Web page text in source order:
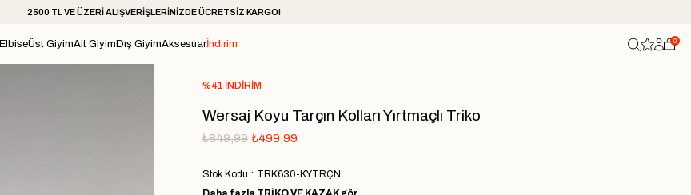
2500 TL VE ÜZERİ ALIŞVERİŞLERİNİZDE ÜCRETSİZ KARGO!
ElbiseÜst GiyimAlt Giyim Dış GiyimAksesuarİndirim 0
%41 İNDIRIM
Wersaj Koyu Tarçın Kolları Yırtmaçlı Triko
₺849,99 ₺499,99
Stok Kodu
TRK630-KYTRÇN